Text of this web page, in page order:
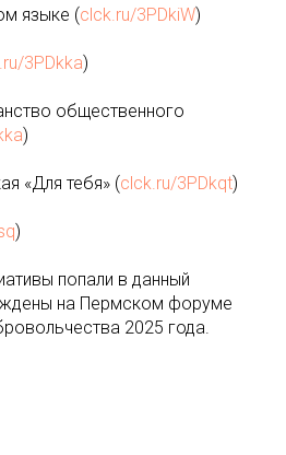
языке (clck.ru/3PDkiW)
3PDkka)
общественного
)
«Для тебя» (clck.ru/3PDkqt)
)
попали в данный
на Пермском форуме
2025 года.